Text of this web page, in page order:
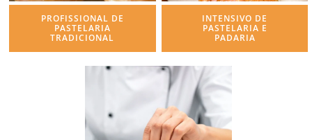
PROFISSIONAL DE
PASTELARIA
TRADICIONAL
INTENSIVO DE
PASTELARIA E
PADARIA